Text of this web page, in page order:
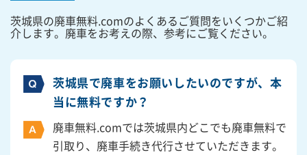
茨城県の廃車無料.comのよくあるご質問をいくつかご紹
介します。廃車をお考えの際、参考にご覧ください。
茨城県で廃車をお願いしたいのですが、本
当に無料ですか？
廃車無料.comでは茨城県内どこでも廃車無料で
引取り、廃車手続き代行させていただきます。